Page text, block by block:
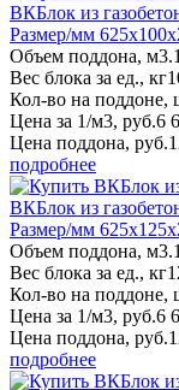
ВКБлок из
Размер/мм
Объем поддона, м3.
Вес блока за ед., кг
Кол-во на поддоне,
Цена за 1/м3, руб.6
Цена поддона, руб.
подробнее
ВКБлок из
Размер/мм
Объем поддона, м3.
Вес блока за ед., кг
Кол-во на поддоне,
Цена за 1/м3, руб.6
Цена поддона, руб.
подробнее